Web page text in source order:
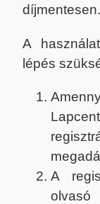
díjmentesen.
A
lépés
A